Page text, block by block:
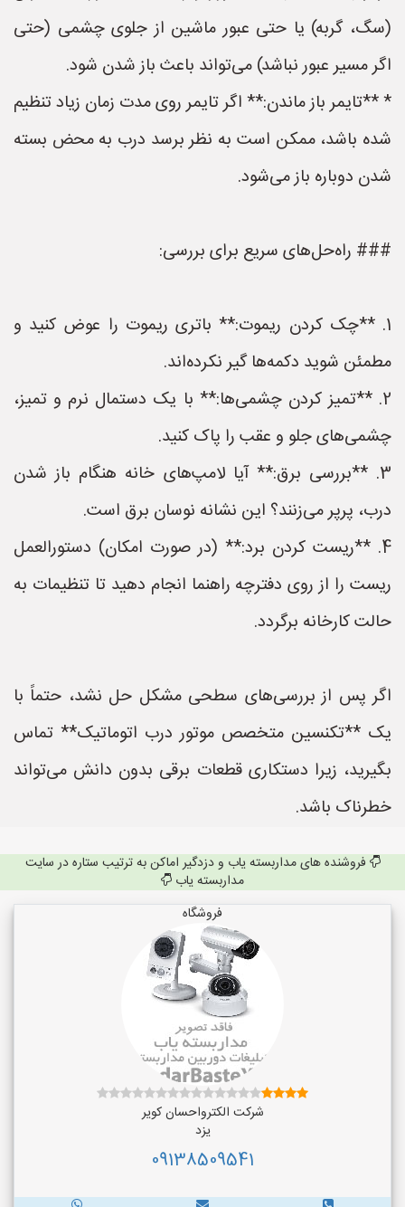
(سگ، گربه) یا حتی عبور ماشین از جلوی چشمی (حتی
اگر مسیر عبور نباشد) می‌تواند باعث باز شدن شود.
* **تایمر باز ماندن:** اگر تایمر روی مدت زمان زیاد تنظیم
شده باشد، ممکن است به نظر برسد درب به محض بسته
شدن دوباره باز می‌شود.
### راه‌حل‌های سریع برای بررسی:
1. **چک کردن ریموت:** باتری ریموت را عوض کنید و
مطمئن شوید دکمه‌ها گیر نکرده‌اند.
2. **تمیز کردن چشمی‌ها:** با یک دستمال نرم و تمیز،
چشمی‌های جلو و عقب را پاک کنید.
3. **بررسی برق:** آیا لامپ‌های خانه هنگام باز شدن
درب، پرپر می‌زنند؟ این نشانه نوسان برق است.
4. **ریست کردن برد:** (در صورت امکان) دستورالعمل
ریست را از روی دفترچه راهنما انجام دهید تا تنظیمات به
حالت کارخانه برگردد.
اگر پس از بررسی‌های سطحی مشکل حل نشد، حتماً با
یک **تکنسین متخصص موتور درب اتوماتیک** تماس
بگیرید، زیرا دستکاری قطعات برقی بدون دانش می‌تواند
خطرناک باشد.
فروشنده های مداربسته یاب و دزدگیر اماکن به ترتیب ستاره در سایت
مداربسته یاب
فروشگاه
شرکت الکترواحسان کویر
یزد
09138509541